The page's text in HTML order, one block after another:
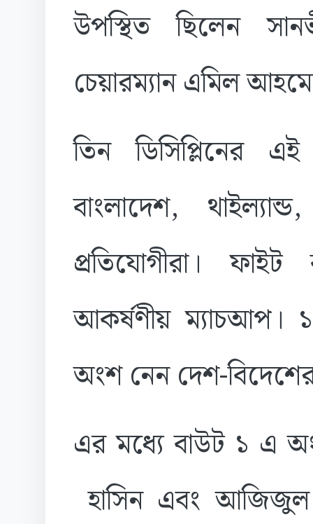
উপস্থিত ছিলেন
চেয়ারম্যান এমিল
তিন ডিসিপ্লিনের
বাংলাদেশ,
প্রতিযোগীরা।
আকর্ষণীয় ম্যাচআপ।
অংশ নেন দেশ-
এর মধ্যে বাউট ১ এ
হাসিন এবং আজিজুল